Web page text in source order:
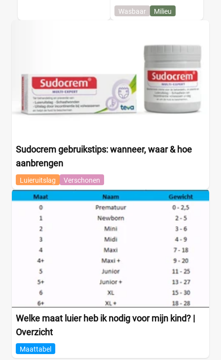
Wasbaar Milieu
Sudocrem gebruikstips: wanneer, waar & hoe
aanbrengen
Luieruitslag Verschonen
Welke maat luier heb ik nodig voor mijn kind? |
Overzicht
Maattabel